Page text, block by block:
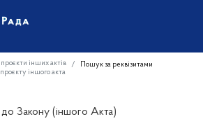
інших актів
Пошук за реквізитами
іншого акта
Закону (іншого Акта)